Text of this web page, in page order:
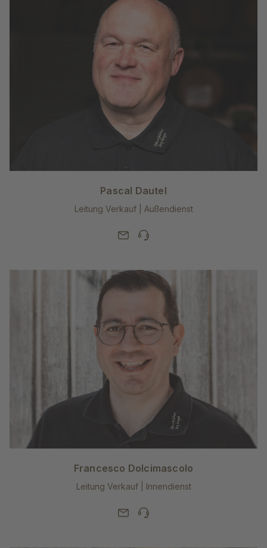
Pascal Dautel
Leitung Verkauf | Außendienst
Francesco Dolcimascolo
Leitung Verkauf | Innendienst